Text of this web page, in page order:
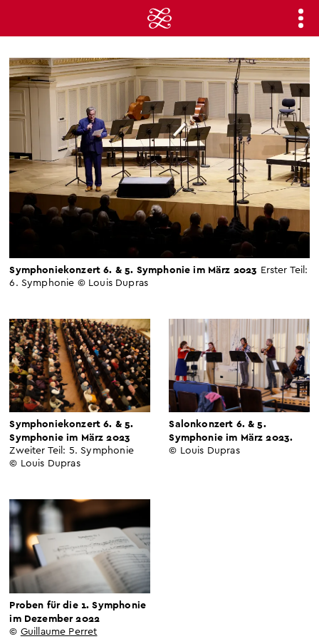
Symphoniekonzert 6. & 5. Symphonie im März 2023 Erster Teil:
6. Symphonie © Louis Dupras
Symphoniekonzert 6. & 5.
Symphonie im März 2023
Zweiter Teil: 5. Symphonie
© Louis Dupras
Salonkonzert 6. & 5.
Symphonie im März 2023.
© Louis Dupras
Proben für die 1. Symphonie
im Dezember 2022
© Guillaume Perret